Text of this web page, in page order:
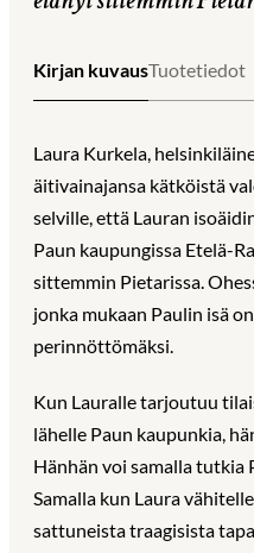
Kirjan kuvausTuotetiedot
Laura Kurkela,
äitivainajansa kätköistä
selville, että Lauran
Paun kaupungissa Etelä-
sittemmin Pietarissa.
jonka mukaan Paulin isä
perinnöttömäksi.
Kun Lauralle tarjoutuu
lähelle Paun kaupunkia,
Hänhän voi samalla tutkia
Samalla kun Laura
sattuneista traagisista